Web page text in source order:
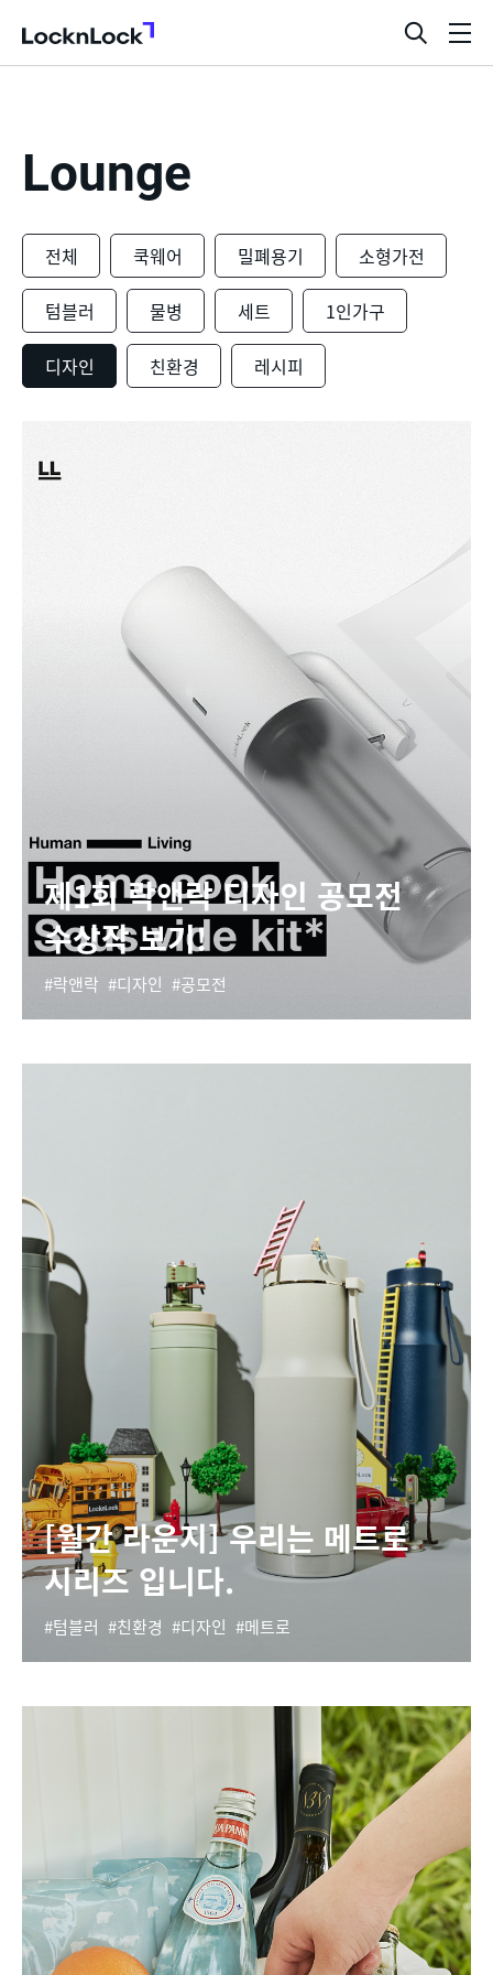
LocknLock
검
색
Lounge
전체 쿡웨어 밀폐용기 소형가전
텀블러 물병 세트 1인가구
디자인 친환경 레시피
제1회 락앤락 디자인 공모전
수상작 보기!
락앤락 디자인 공모전
[월간 라운지] 우리는 메트로
시리즈 입니다.
텀블러 친환경 디자인 메트로